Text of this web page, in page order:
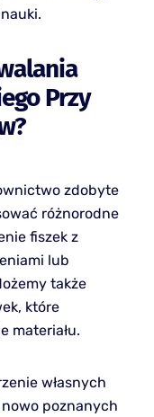
Przy
zdobyte
różnorodne
fiszek z
lub
także
które
materiału.
własnych
poznanych